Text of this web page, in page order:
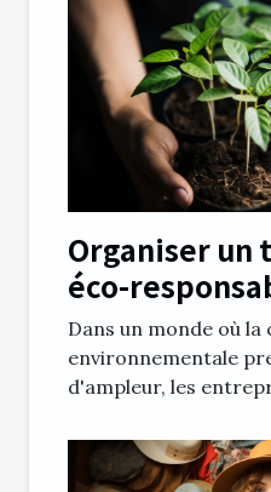
Organiser un
éco-
et bonnes
Dans un monde où la
environnementale
d'ampleur, les